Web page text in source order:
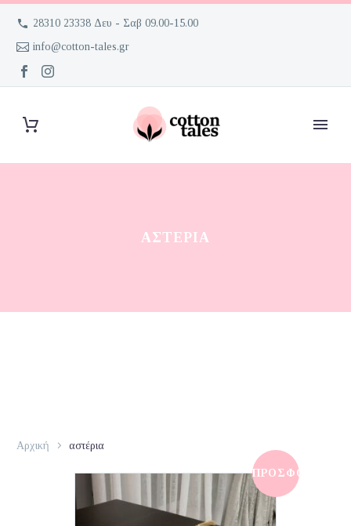
28310 23338 Δευ - Σαβ 09.00-15.00
info@cotton-tales.gr
ΑΣΤΈΡΙΑ
Αρχική αστέρια
ΠΡΟΣΦΟΡΆ!